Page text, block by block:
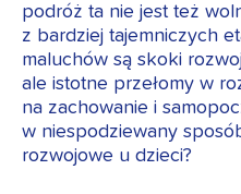
podróż ta nie jest też
z bardziej tajemniczych
maluchów są skoki
ale istotne przełomy w
na zachowanie i
w niespodziewany
rozwojowe u dzieci?